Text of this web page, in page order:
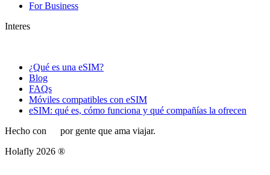
For Business
Interes
¿Qué es una eSIM?
Blog
FAQs
Móviles compatibles con eSIM
eSIM: qué es, cómo funciona y qué compañías la ofrecen
Hecho con
por gente que ama viajar.
Holafly 2026 ®